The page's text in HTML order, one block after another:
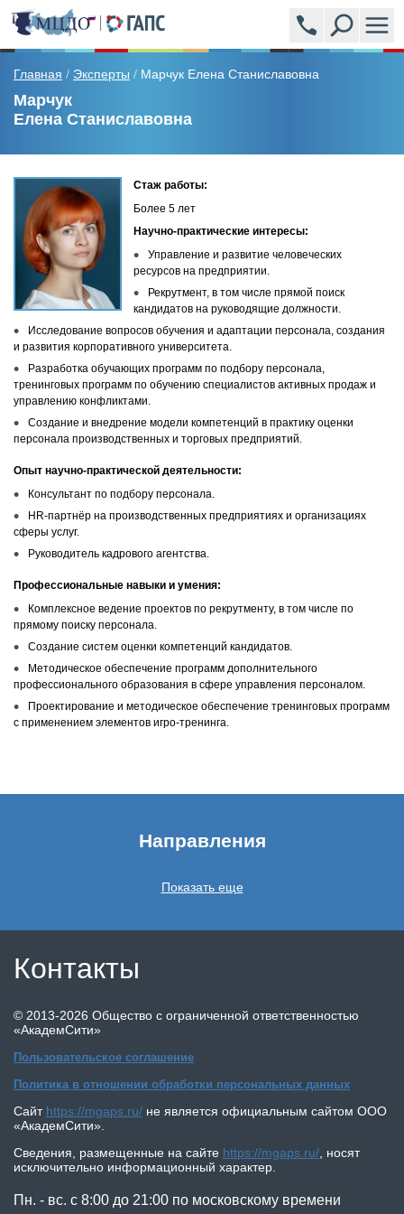
ПРОГРАММЫ
АКАДЕМСИТИ (УЧЕБНЫЙ ЦЕНТР)
НОВОСТИ
ВОПРОСЫ И ОТВЕТЫ
ОБРАЗЦЫ ВЫДАВАЕМЫХ ДОКУМЕНТОВ
ОТЗЫВЫ
СТОИМОСТЬ
КОНТАКТЫ
Главная / Эксперты / Марчук Елена Станиславовна
Марчук
Елена Станиславовна
Стаж работы:
Более 5 лет
Научно-практические интересы:
Управление и развитие человеческих
ресурсов на предприятии.
Рекрутмент, в том числе прямой поиск
кандидатов на руководящие должности.
Исследование вопросов обучения и адаптации персонала, создания
и развития корпоративного университета.
Разработка обучающих программ по подбору персонала,
тренинговых программ по обучению специалистов активных продаж и
управлению конфликтами.
Создание и внедрение модели компетенций в практику оценки
персонала производственных и торговых предприятий.
Опыт научно-практической деятельности:
Консультант по подбору персонала.
HR-партнёр на производственных предприятиях и организациях
сферы услуг.
Руководитель кадрового агентства.
Профессиональные навыки и умения:
Комплексное ведение проектов по рекрутменту, в том числе по
прямому поиску персонала.
Создание систем оценки компетенций кандидатов.
Методическое обеспечение программ дополнительного
профессионального образования в сфере управления персоналом.
Проектирование и методическое обеспечение тренинговых программ
с применением элементов игро-тренинга.
Направления
Показать еще
Контакты
© 2013-2026 Общество с ограниченной ответственностью
«АкадемСити»
Пользовательское соглашение
Политика в отношении обработки персональных данных
Сайт https://mgaps.ru/ не является официальным сайтом ООО
«АкадемСити»
Сведения, размещенные на сайте https://mgaps.ru/ носят
исключительно информационный характер.
Пн. - вс. с 8:00 до 21:00 по московскому времени